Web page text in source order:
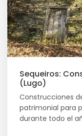
Sequeiros:
(Lugo)
Construcciones
patrimonial para
durante todo el